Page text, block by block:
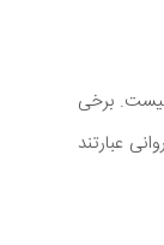
برخی
عبارتند